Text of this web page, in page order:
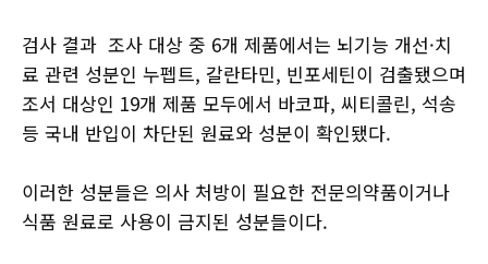
검사 결과 조사 대상 중 6개 제품에서는 뇌기능 개선·치
료 관련 성분인 누펩트, 갈란타민, 빈포세틴이 검출됐으며
조서 대상인 19개 제품 모두에서 바코파, 씨티콜린, 석송
등 국내 반입이 차단된 원료와 성분이 확인됐다.
이러한 성분들은 의사 처방이 필요한 전문의약품이거나
식품 원료로 사용이 금지된 성분들이다.